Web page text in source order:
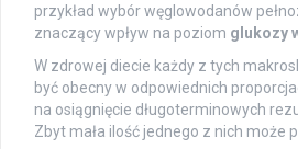
przykład wybór węglowodanów
znaczący wpływ na poziom glukozy
W zdrowej diecie każdy z tych
być obecny w odpowiednich
na osiągnięcie długoterminowych
Zbyt mała ilość jednego z nich może